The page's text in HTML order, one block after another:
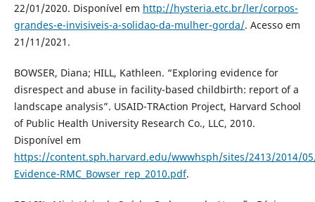
22/01/2020. Disponível em http://hysteria.etc.br/ler/corpos-
grandes-e-invisiveis-a-solidao-da-mulher-gorda/. Acesso em
21/11/2021.
BOWSER, Diana; HILL, Kathleen. “Exploring evidence for
disrespect and abuse in facility-based childbirth: report of a
landscape analysis”. USAID-TRAction Project, Harvard School
of Public Health University Research Co., LLC, 2010.
Disponível em
https://content.sph.harvard.edu/wwwhsph/sites/2413/2014/
Evidence-RMC_Bowser_rep_2010.pdf.